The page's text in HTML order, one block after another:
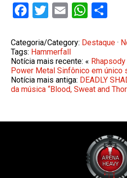
Facebook
Twitter
Email
Categoria/Category: Destaque ·
Tags: Hammerfall
Notícia mais recente: «
Power Metal Sinfônico em único
Notícia mais antiga: DEADLY
da música “Blood, Sweat and